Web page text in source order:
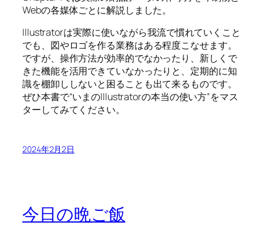
Webの各媒体ごとに解説しました。
Illustratorは実際に使いながら我流で慣れていくこと
でも、図やロゴを作る業務はある程度こなせます。
ですが、操作方法が効率的でなかったり、新しくで
きた機能を活用できていなかったりと、定期的に知
識を棚卸ししないと困ることも出て来るものです。
ぜひ本書で“いまのIllustratorの本当の使い方”をマス
ターしてみてください。
2024年2月2日
今日の晩ご飯